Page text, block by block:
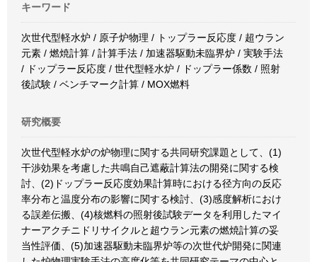
キーワード
次世代型軽水炉 / 原子炉物理 / トップラー反応度 / 超ウラン
元素 / 燃焼計算 / 計算手法 / 加速器駆動未臨界炉 / 実験手法
/ ドップラー反応度 / 世代型軽水炉 / ドップラー係数 / 照射
後試験 / ベンチマーク計算 / MOX燃料
研究概要
次世代型軽水炉の炉物理に関する共同研究課題として、(1)
干渉効果を考慮した共鳴自己遮蔽計算法の開発に関する検
討、(2)ドップラー反応度効果計算時における径方向の反応
率分布と温度分布の影響に関する検討、(3)感度解析におけ
る誤差伝搬、(4)核燃料の照射後試験データを利用したマイ
ナーアクチニドリサイクルと超ウラン元素の燃焼計算の妥
当性評価、(5)加速器駆動未臨界炉等の次世代炉開発に関連